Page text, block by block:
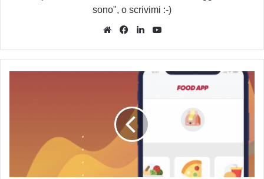
sono", o scrivimi :-)
WebsiteFacebookLinkedIn